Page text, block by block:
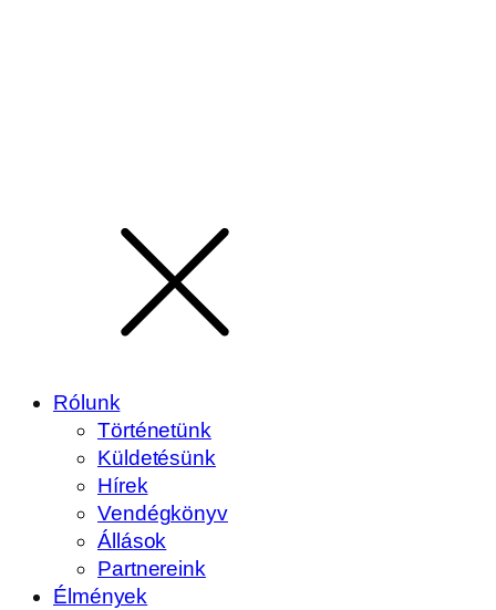
Rólunk
Történetünk
Küldetésünk
Hírek
Vendégkönyv
Állások
Partnereink
Élmények